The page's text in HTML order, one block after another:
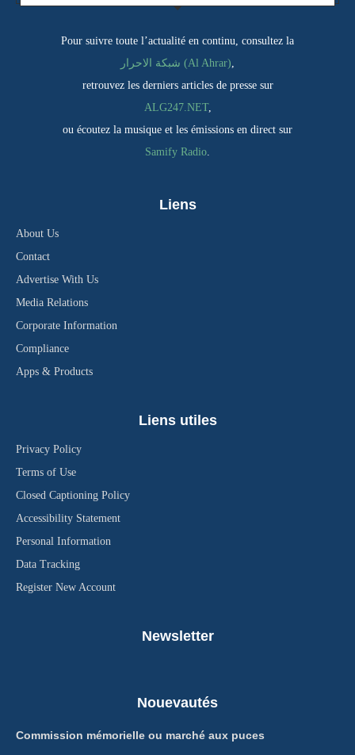
Pour suivre toute l’actualité en continu, consultez la
شبكة الاحرار (Al Ahrar),
retrouvez les derniers articles de presse sur
ALG247.NET,
ou écoutez la musique et les émissions en direct sur
Samify Radio.
Liens
About Us
Contact
Advertise With Us
Media Relations
Corporate Information
Compliance
Apps & Products
Liens utiles
Privacy Policy
Terms of Use
Closed Captioning Policy
Accessibility Statement
Personal Information
Data Tracking
Register New Account
Newsletter
Nouevautés
Commission mémorielle ou marché aux puces